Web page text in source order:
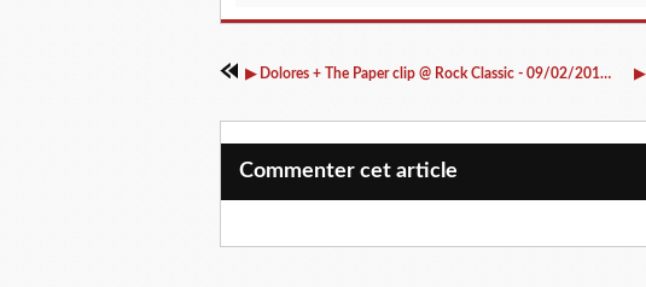
▶ Dolores + The Paper clip @ Rock Classic - 09/02/2018 - 21h00 - Entrée gratuite !
Commenter cet article